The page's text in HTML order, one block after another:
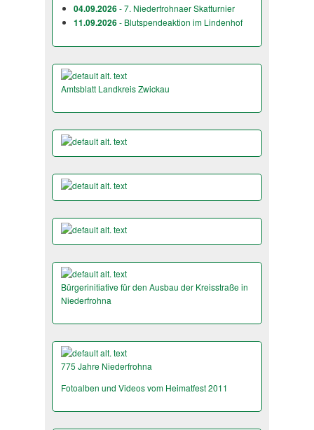
04.09.2026- 7. Niederfrohnaer Skatturnier
11.09.2026- Blutspendeaktion im Lindenhof
Amtsblatt Landkreis Zwickau
Bürgerinitiative für den Ausbau der Kreisstraße in
Niederfrohna
775 Jahre Niederfrohna
Fotoalben und Videos vom Heimatfest 2011